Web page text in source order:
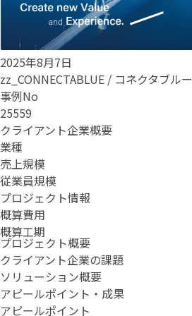
2025年8月7日
zz_CONNECTABLUE / コネクタブルー
事例No
25559
クライアント企業概要
業種
売上規模
従業員規模
プロジェクト情報
概算費用
概算工期
プロジェクト概要
クライアント企業の課題
ソリューション概要
アピールポイント・成果
アピールポイント